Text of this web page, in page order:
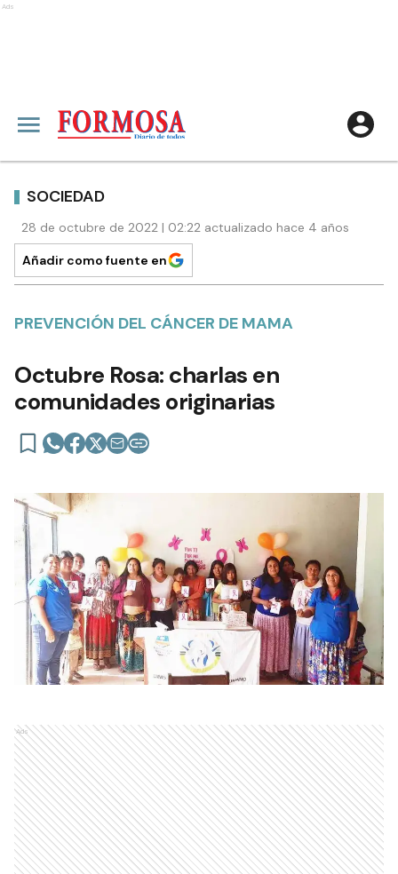
Ads
SOCIEDAD
28 de octubre de 2022 | 02:22 actualizado hace 4 años
Añadir como fuente en
PREVENCIÓN DEL CÁNCER DE MAMA
Octubre Rosa: charlas en
comunidades originarias
Ads